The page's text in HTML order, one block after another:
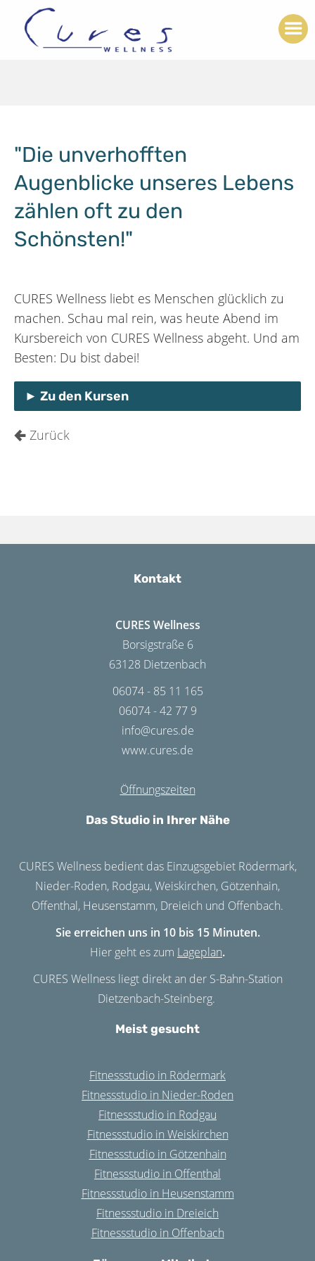
"Die unverhofften
Augenblicke unseres Lebens
zählen oft zu den
Schönsten!"
CURES Wellness liebt es Menschen glücklich zu
machen. Schau mal rein, was heute Abend im
Kursbereich von CURES Wellness abgeht. Und am
Besten: Du bist dabei!
Zu den Kursen
Zurück
Kontakt
CURES Wellness
Borsigstraße 6
63128 Dietzenbach
06074 - 85 11 165
06074 - 42 77 9
info@cures.de
www.cures.de
Öffnungszeiten
Das Studio in Ihrer Nähe
CURES Wellness bedient das Einzugsgebiet Rödermark,
Nieder-Roden, Rodgau, Weiskirchen, Götzenhain,
Offenthal, Heusenstamm, Dreieich und Offenbach.
Sie erreichen uns in 10 bis 15 Minuten.
Hier geht es zum Lageplan.
CURES Wellness liegt direkt an der S-Bahn-Station
Dietzenbach-Steinberg.
Meist gesucht
Fitnessstudio in Rödermark
Fitnessstudio in Nieder-Roden
Fitnessstudio in Rodgau
Fitnessstudio in Weiskirchen
Fitnessstudio in Götzenhain
Fitnessstudio in Offenthal
Fitnessstudio in Heusenstamm
Fitnessstudio in Dreieich
Fitnessstudio in Offenbach